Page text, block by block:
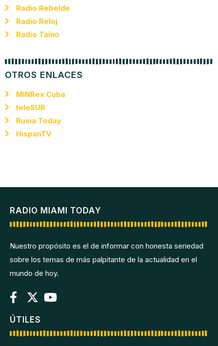
Radio Rebelde
Radio Reloj
Radio Taíno
OTROS ENLACES
MINRex Cuba
teleSUR
Rusia Today
HispanTV
RADIO MIAMI TODAY
Nuestro propósito es el de informar con honesta seriedad
sobre los temas de más palpitante de la actualidad en el
mundo de hoy.
ÚTILES